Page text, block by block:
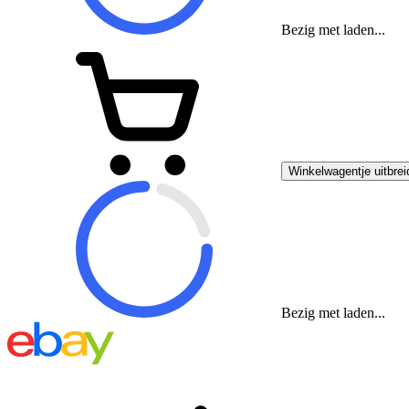
Bezig met laden...
Winkelwagentje
Bezig met laden...